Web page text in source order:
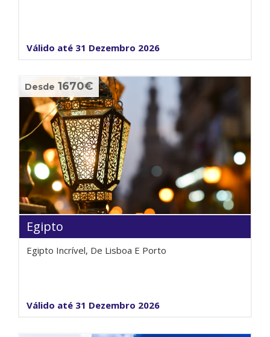
Válido até 31 Dezembro 2026
Desde 1670€
Egipto
Egipto Incrível, De Lisboa E Porto
Válido até 31 Dezembro 2026